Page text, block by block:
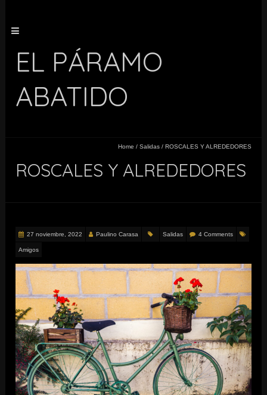
EL PÁRAMO
ABATIDO
Home / Salidas/ ROSCALES Y ALREDEDORES
ROSCALES Y ALREDEDORES
27 noviembre, 2022 Paulino Carasa Salidas 4 Comments
Amigos